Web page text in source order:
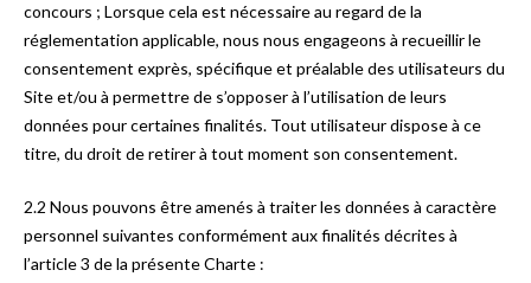
concours ; Lorsque cela est nécessaire au regard de la
réglementation applicable, nous nous engageons à recueillir le
consentement exprès, spécifique et préalable des utilisateurs du
Site et/ou à permettre de s’opposer à l’utilisation de leurs
données pour certaines finalités. Tout utilisateur dispose à ce
titre, du droit de retirer à tout moment son consentement.
2.2 Nous pouvons être amenés à traiter les données à caractère
personnel suivantes conformément aux finalités décrites à
l’article 3 de la présente Charte :